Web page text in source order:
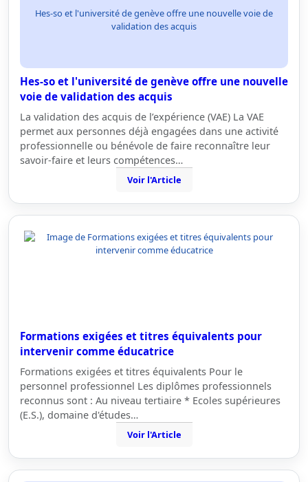
Hes-so et l'université de genève offre une nouvelle voie de
validation des acquis
Hes-so et l'université de genève offre une nouvelle
voie de validation des acquis
La validation des acquis de l’expérience (VAE) La VAE
permet aux personnes déjà engagées dans une activité
professionnelle ou bénévole de faire reconnaître leur
savoir-faire et leurs compétences…
Voir l'Article
Formations exigées et titres équivalents pour
intervenir comme éducatrice
Formations exigées et titres équivalents Pour le
personnel professionnel Les diplômes professionnels
reconnus sont : Au niveau tertiaire * Ecoles supérieures
(E.S.), domaine d'études…
Voir l'Article